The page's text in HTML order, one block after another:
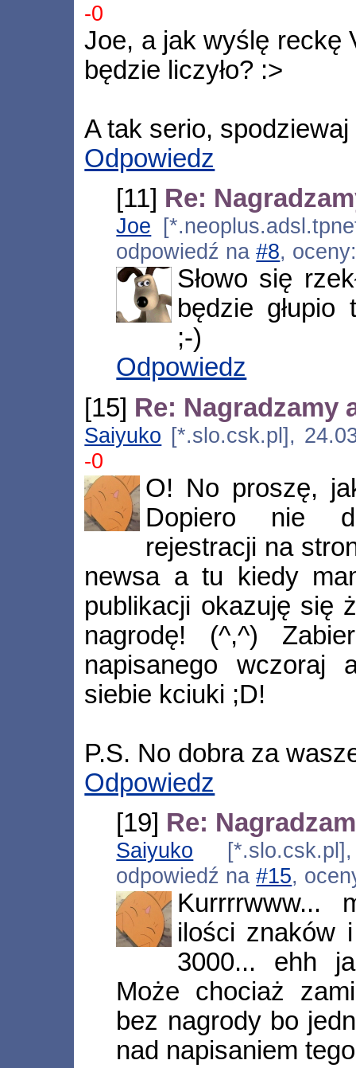
-0
Joe, a jak wyślę reckę
będzie liczyło? :>
A tak serio,
Odpowiedz
[11] Re:
Joe
odpowiedź na#8,
Słowo się
będzie
;-)
Odpowiedz
[15] Re: Nagradzamy
Saiyuko [*.slo.csk.pl],
-0
O! No proszę,
Dopiero nie
rejestracji na
newsa a tu kiedy
publikacji okazuję się
nagrodę! (^,^)
napisanego wczoraj
siebie kciuki ;D!
P.S. No dobra za
Odpowiedz
[19] Re:
Saiyuko
odpowiedź na#15,
Kurrrrwww...
ilości znaków
3000... ehh
Może chociaż
bez nagrody bo
nad napisaniem